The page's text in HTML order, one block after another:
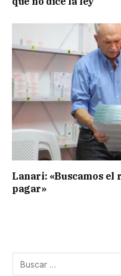
Lanari: «Buscamos el
pagar»